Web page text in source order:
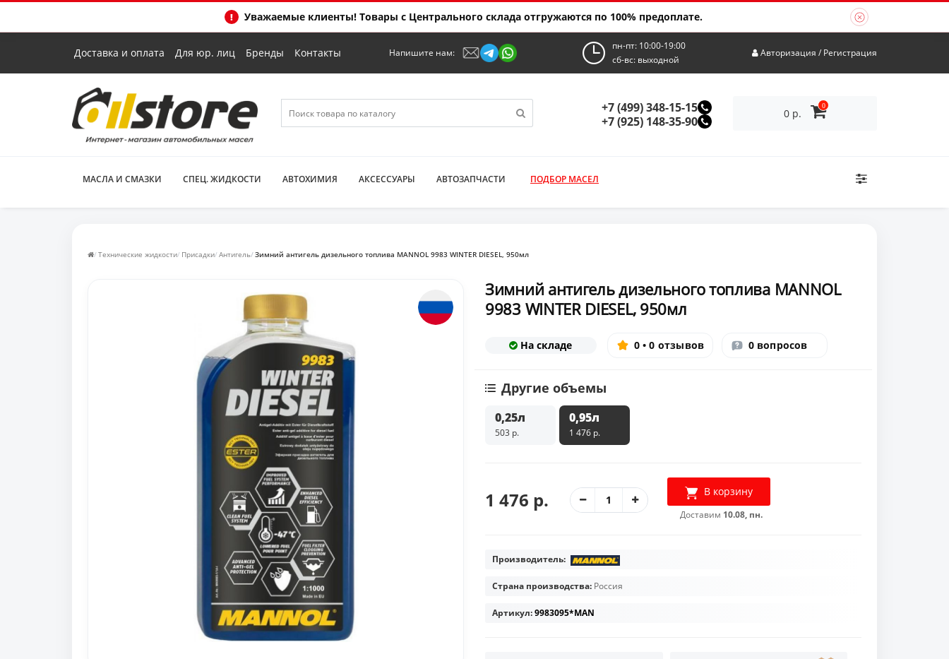
Уважаемые клиенты! Товары с Центрального склада отгружаются по 100% предоплате.
Доставка и оплата Для юр. лиц Бренды Контакты Напишите нам:
пн-пт: 10:00-19:00
сб-вс: выходной
Авторизация / Регистрация
+7 (499) 348-15-15
+7 (925) 148-35-90
0 р.
0
МАСЛА И СМАЗКИ СПЕЦ. ЖИДКОСТИ АВТОХИМИЯ АКСЕССУАРЫ АВТОЗАПЧАСТИ ПОДБОР МАСЕЛ
Технические жидкости Присадки Антигель Зимний антигель дизельного топлива MANNOL 9983 WINTER DIESEL, 950мл
Зимний антигель дизельного топлива MANNOL
9983 WINTER DIESEL, 950мл
На складе 0 • 0 отзывов 0 вопросов
Другие объемы
0,25л
503 р.
0,95л
1 476 р.
1 476 р. В корзину
Доставим 10.08, пн.
Производитель:
Страна производства: Россия
Артикул:9983095*MAN